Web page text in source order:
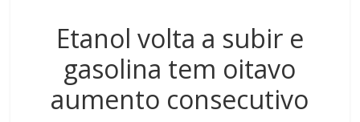
Etanol volta a subir e
gasolina tem oitavo
aumento consecutivo